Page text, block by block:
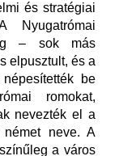
és stratégiai
Nyugatrómai
– sok más
elpusztult, és a
be
romokat,
nevezték el a
neve. A
a város